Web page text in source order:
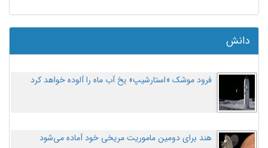
دانش
فرود موشک «استارشیپ» یخ آب ماه را آلوده خواهد کرد
هند برای دومین ماموریت مریخی خود آماده می‌شود